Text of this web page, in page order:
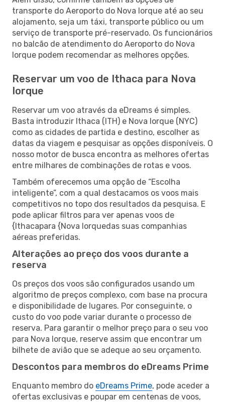
transporte do Aeroporto do Nova Iorque até ao seu
alojamento, seja um táxi, transporte público ou um
serviço de transporte pré-reservado. Os funcionários
no balcão de atendimento do Aeroporto do Nova
Iorque podem recomendar as melhores opções.
Reservar um voo de Ithaca para Nova
Iorque
Reservar um voo através da eDreams é simples.
Basta introduzir Ithaca (ITH) e Nova Iorque (NYC)
como as cidades de partida e destino, escolher as
datas da viagem e pesquisar as opções disponíveis. O
nosso motor de busca encontra as melhores ofertas
entre milhares de combinações de rotas e voos.
Também oferecemos uma opção de “Escolha
inteligente”, com a qual destacamos os voos mais
competitivos no topo dos resultados da pesquisa. E
pode aplicar filtros para ver apenas voos de
{Ithacapara {Nova Iorquedas suas companhias
aéreas preferidas.
Alterações ao preço dos voos durante a
reserva
Os preços dos voos são configurados usando um
algoritmo de preços complexo, com base na procura
e disponibilidade de lugares. Por conseguinte, o
custo do voo pode variar durante o processo de
reserva. Para garantir o melhor preço para o seu voo
para Nova Iorque, reserve assim que encontrar um
bilhete de avião que se adeque ao seu orçamento.
Descontos para membros do eDreams Prime
Enquanto membro do eDreams Prime, pode aceder a
ofertas exclusivas e poupar em centenas de voos,